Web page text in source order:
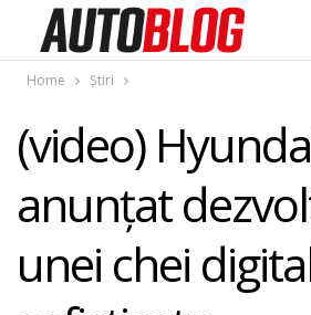
Home Știri
(video)
anunțat
unei chei